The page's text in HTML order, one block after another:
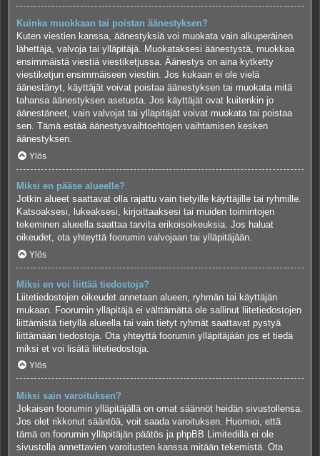
Kuinka muokkaan tai poistan äänestyksen?
Kuten viestien kanssa, äänestyksiä voi muokata vain alkuperäinen
lähettäjä, valvoja tai ylläpitäjä. Muokataksesi äänestystä, muokkaa
ensimmäistä viestiä viestiketjussa. Äänestys on aina kytketty
viestiketjun ensimmäiseen viestiin. Jos kukaan ei ole vielä
äänestänyt, käyttäjät voivat poistaa äänestyksen tai muokata mitä
tahansa äänestyksen asetusta. Jos käyttäjät ovat kuitenkin jo
äänestäneet, vain valvojat tai ylläpitäjät voivat muokata tai poistaa
sen. Tämä estää äänestysvaihtoehtojen vaihtamisen kesken
äänestyksen.
Ylös
Miksi en pääse alueelle?
Jotkin alueet saattavat olla rajattu vain tietyille käyttäjille tai ryhmille.
Katsoaksesi, lukeaksesi, kirjoittaaksesi tai muiden toimintojen
tekeminen alueella saattaa tarvita erikoisoikeuksia. Jos haluat
oikeudet, ota yhteyttä foorumin valvojaan tai ylläpitäjään.
Ylös
Miksi en voi liittää tiedostoja?
Liitetiedostojen oikeudet annetaan alueen, ryhmän tai käyttäjän
mukaan. Foorumin ylläpitäjä ei välttämättä ole sallinut liitetiedostojen
liittämistä tietyllä alueella tai vain tietyt ryhmät saattavat pystyä
liittämään tiedostoja. Ota yhteyttä foorumin ylläpitäjään jos et tiedä
miksi et voi lisätä liitetiedostoja.
Ylös
Miksi sain varoituksen?
Jokaisen foorumin ylläpitäjällä on omat säännöt heidän sivustollensa.
Jos olet rikkonut sääntöä, voit saada varoituksen. Huomioi, että
tämä on foorumin ylläpitäjän päätös ja phpBB Limitedillä ei ole
sivustolla annettavien varoitusten kanssa mitään tekemistä. Ota